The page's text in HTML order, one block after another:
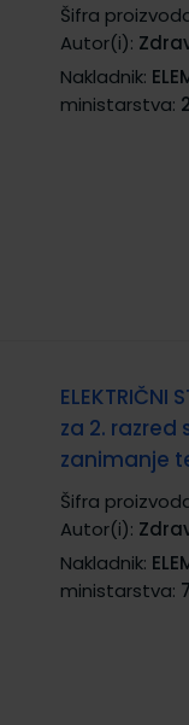
Šifra
Autor(i):
Nakladnik:
ministarstva:
ELEKTRIČNI
za 2. razred
zanimanje
Šifra
Autor(i):
Nakladnik:
ministarstva: